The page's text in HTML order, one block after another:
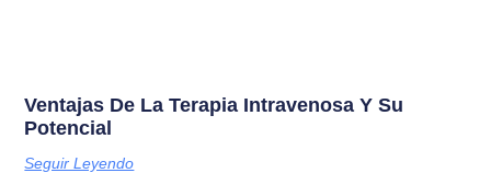
Ventajas De La Terapia Intravenosa Y Su
Potencial
Seguir Leyendo